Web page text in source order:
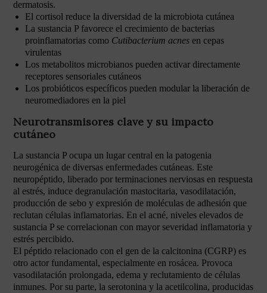
dermatosis.
El cortisol reduce la diversidad de la microbiota cutánea
La sustancia P favorece el crecimiento de bacterias
proinflamatorias como Cutibacterium acnes en cepas
virulentas
Los metabolitos microbianos pueden activar directamente
receptores sensoriales cutáneos
Los probióticos específicos pueden modular la liberación de
neuromediadores en la piel
Neurotransmisores clave y su impacto
cutáneo
La sustancia P ocupa un lugar central en la patogenia
neurogénica de diversas enfermedades cutáneas. Este
neuropéptido, liberado por terminaciones nerviosas en respuesta
al estrés, induce degranulación mastocitaria, vasodilatación,
producción de sebo y expresión de moléculas de adhesión que
reclutan células inflamatorias. En el acné, niveles elevados de
sustancia P se correlacionan con mayor severidad inflamatoria y
estrés percibido.
El péptido relacionado con el gen de la calcitonina (CGRP) es
otro actor fundamental, especialmente en rosácea. Provoca
vasodilatación prolongada, edema y reclutamiento de células
inmunes. Por su parte, la serotonina y la acetilcolina, producidas